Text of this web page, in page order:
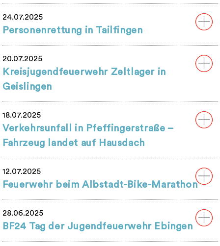
24.07.2025
Personenrettung in Tailfingen
20.07.2025
Kreisjugendfeuerwehr Zeltlager in
Geislingen
18.07.2025
Verkehrsunfall in Pfeffingerstraße –
Fahrzeug landet auf Hausdach
12.07.2025
Feuerwehr beim Albstadt-Bike-Marathon
28.06.2025
BF24 Tag der Jugendfeuerwehr Ebingen